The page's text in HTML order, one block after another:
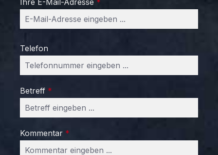
Ihre E-Mail-Adresse *
Telefon
Betreff *
Kommentar *